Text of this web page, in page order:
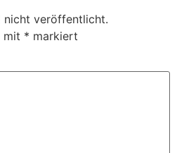
nicht veröffentlicht.
mit * markiert